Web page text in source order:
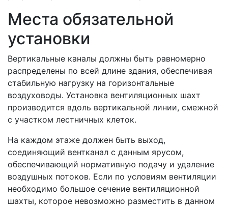
Места обязательной
установки
Вертикальные каналы должны быть равномерно
распределены по всей длине здания, обеспечивая
стабильную нагрузку на горизонтальные
воздуховоды. Установка вентиляционных шахт
производится вдоль вертикальной линии, смежной
с участком лестничных клеток.
На каждом этаже должен быть выход,
соединяющий вентканал с данным ярусом,
обеспечивающий нормативную подачу и удаление
воздушных потоков. Если по условиям вентиляции
необходимо большое сечение вентиляционной
шахты, которое невозможно разместить в данном